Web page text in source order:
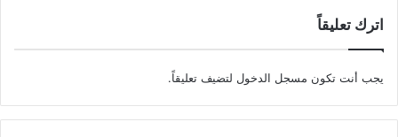
اترك تعليقاً
يجب أنت تكون مسجل الدخول لتضيف تعليقاً.